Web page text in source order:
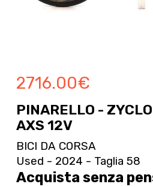
2716.00€
PINARELLO -
AXS 12V
BICI DA CORSA
Used - 2024 - Taglia 58
Acquista senza